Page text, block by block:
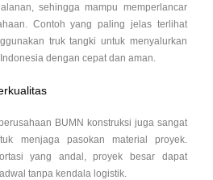
sehingga mampu memperlancar
Contoh yang paling jelas terlihat
truk tangki untuk menyalurkan
dengan cepat dan aman.
BUMN konstruksi juga sangat
menjaga pasokan material proyek.
yang andal, proyek besar dapat
tanpa kendala logistik.